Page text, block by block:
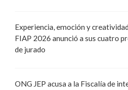
Experiencia, emoción y
FIAP 2026 anunció a sus cuatro
de jurado
ONG JEP acusa a la Fiscalía de